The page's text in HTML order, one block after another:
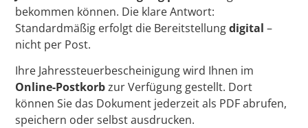
bekommen können. Die klare Antwort:
Standardmäßig erfolgt die Bereitstellungdigital –
nicht per Post.
Ihre Jahressteuerbescheinigung wird Ihnen im
Online-Postkorbzur Verfügung gestellt. Dort
können Sie das Dokument jederzeit als PDF abrufen,
speichern oder selbst ausdrucken.